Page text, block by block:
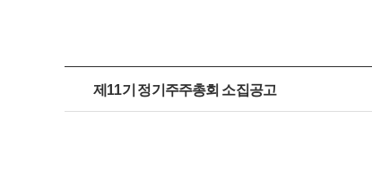
제11기 정기주주총회 소집공고